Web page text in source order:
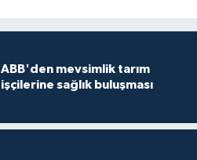
ABB'den mevsimlik tarım
işçilerine sağlık buluşması